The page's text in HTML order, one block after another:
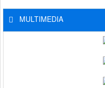
MULTIMEDIA